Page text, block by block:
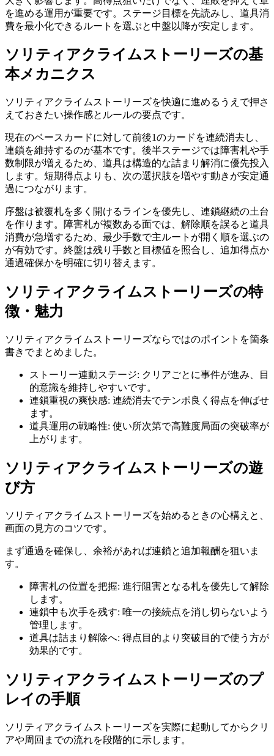
を進める運用が重要です。ステージ目標を先読みし、道具消
費を最小化できるルートを選ぶと中盤以降が安定します。
ソリティアクライムストーリーズの基
本メカニクス
ソリティアクライムストーリーズを快適に進めるうえで押さ
えておきたい操作感とルールの要点です。
現在のベースカードに対して前後1のカードを連続消去し、
連鎖を維持するのが基本です。後半ステージでは障害札や手
数制限が増えるため、道具は構造的な詰まり解消に優先投入
します。短期得点よりも、次の選択肢を増やす動きが安定通
過につながります。
序盤は被覆札を多く開けるラインを優先し、連鎖継続の土台
を作ります。障害札が複数ある面では、解除順を誤ると道具
消費が急増するため、最少手数で主ルートが開く順を選ぶの
が有効です。終盤は残り手数と目標値を照合し、追加得点か
通過確保かを明確に切り替えます。
ソリティアクライムストーリーズの特
徴・魅力
ソリティアクライムストーリーズならではのポイントを箇条
書きでまとめました。
ストーリー連動ステージ: クリアごとに事件が進み、目
的意識を維持しやすいです。
連鎖重視の爽快感: 連続消去でテンポ良く得点を伸ばせ
ます。
道具運用の戦略性: 使い所次第で高難度局面の突破率が
上がります。
ソリティアクライムストーリーズの遊
び方
ソリティアクライムストーリーズを始めるときの心構えと、
画面の見方のコツです。
まず通過を確保し、余裕があれば連鎖と追加報酬を狙いま
す。
障害札の位置を把握: 進行阻害となる札を優先して解除
します。
連鎖中も次手を残す: 唯一の接続点を消し切らないよう
管理します。
道具は詰まり解除へ: 得点目的より突破目的で使う方が
効果的です。
ソリティアクライムストーリーズのプ
レイの手順
ソリティアクライムストーリーズを実際に起動してからクリ
アや周回までの流れを段階的に示します。